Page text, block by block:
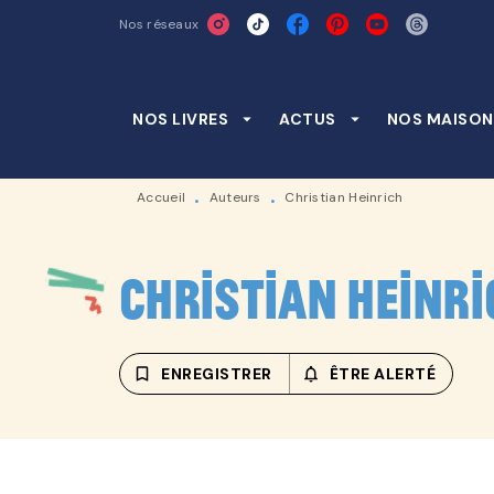
RECHERCHE CONTENU
Nos réseaux
NOS LIVRES arrow_drop_down ACTUS arrow_drop_down NOS
Accueil • Auteurs • Christian Heinrich
Christian
bookmark_border ENREGISTRER notifications_none_outlined
ÊTRE ALERTÉ